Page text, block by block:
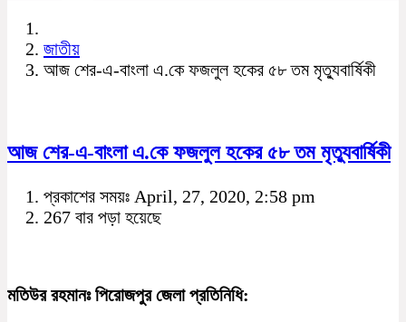
জাতীয়
আজ শের-এ-বাংলা এ.কে ফজলুল হকের ৫৮ তম মৃত্যুবার্ষিকী
আজ শের-এ-বাংলা এ.কে ফজলুল হকের ৫৮ তম মৃত্যুবার্ষিকী
প্রকাশের সময়ঃ April, 27, 2020, 2:58 pm
267 বার পড়া হয়েছে
মতিউর রহমানঃ পিরোজপুর জেলা প্রতিনিধি: